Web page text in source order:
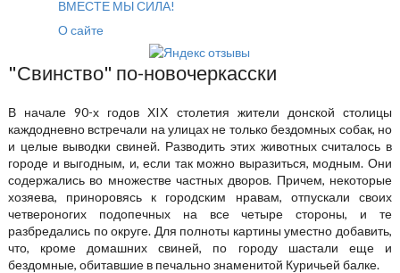
ВМЕСТЕ МЫ СИЛА!
О сайте
"Свинство" по-новочеркасски
В начале 90-х годов ХIХ столетия жители донской столицы
каждодневно встречали на улицах не только бездомных собак, но
и целые выводки свиней. Разводить этих животных считалось в
городе и выгодным, и, если так можно выразиться, модным. Они
содержались во множестве частных дворов. Причем, некоторые
хозяева, приноровясь к городским нравам, отпускали своих
четвероногих подопечных на все четыре стороны, и те
разбредались по округе. Для полноты картины уместно добавить,
что, кроме домашних свиней, по городу шастали еще и
бездомные, обитавшие в печально знаменитой Куричьей балке.